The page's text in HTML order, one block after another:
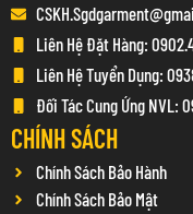
Liên Hệ Đặt Hàng:
Liên Hệ Tuyển Dụng:
Đối Tác Cung Ứng NVL:
CHÍNH SÁCH
Chính Sách Bảo Hành
Chính Sách Bảo Mật